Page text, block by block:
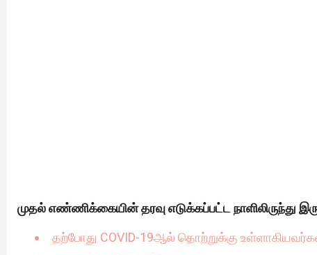
முதல் எண்ணிக்கையின் தரவு எடுக்கப்பட்ட நாளிலிருந்து
தற்போது COVID-19ஆல் தொற்றுக்கு